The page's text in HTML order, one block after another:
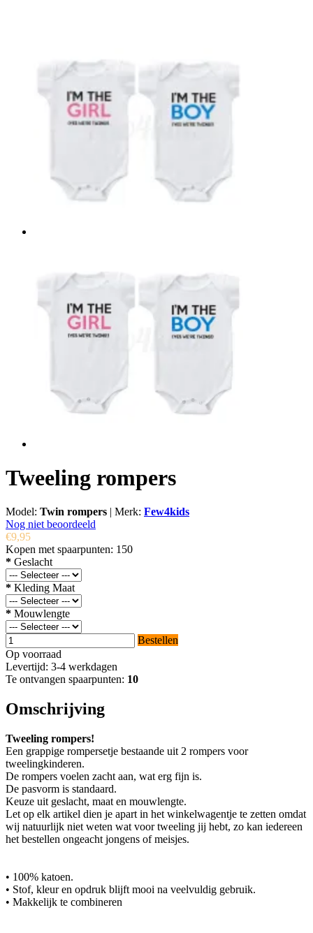
Tweeling rompers
Model: Twin rompers | Merk: Few4kids
Nog niet beoordeeld
€9,95
Kopen met spaarpunten: 150
* Geslacht
* Kleding Maat
* Mouwlengte
Bestellen
Op voorraad
Levertijd: 3-4 werkdagen
Te ontvangen spaarpunten: 10
Omschrijving
Tweeling rompers!
Een grappige rompersetje bestaande uit 2 rompers voor
tweelingkinderen.
De rompers voelen zacht aan, wat erg fijn is.
De pasvorm is standaard.
Keuze uit geslacht, maat en mouwlengte.
Let op elk artikel dien je apart in het winkelwagentje te zetten omdat
wij natuurlijk niet weten wat voor tweeling jij hebt, zo kan iedereen
het bestellen ongeacht jongens of meisjes.
• 100% katoen.
• Stof, kleur en opdruk blijft mooi na veelvuldig gebruik.
• Makkelijk te combineren